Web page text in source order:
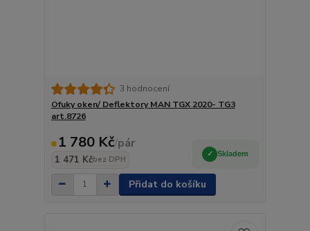
3 hodnocení
Ofuky oken/ Deflektory MAN TGX 2020- TG3
art.8726
1 780 Kč/pár
1 471 Kčbez DPH
Skladem
Přidat do košíku